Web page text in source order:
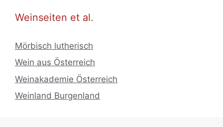
Weinseiten et al.
Mörbisch lutherisch
Wein aus Österreich
Weinakademie Österreich
Weinland Burgenland